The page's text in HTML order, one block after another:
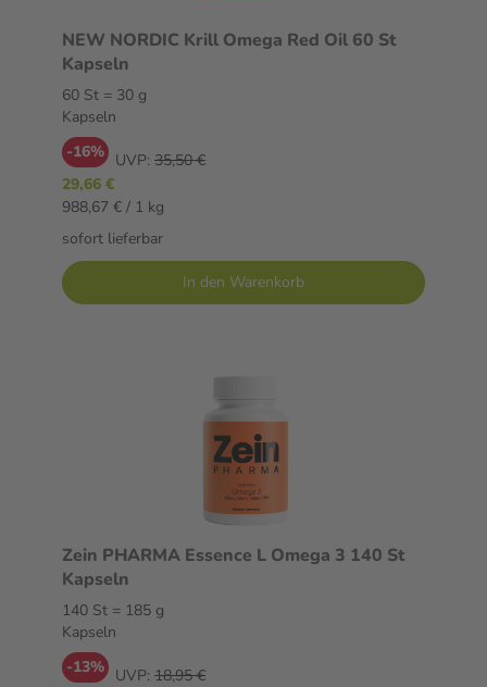
NEW NORDIC Krill Omega Red Oil 60 St
Kapseln
60 St = 30 g
Kapseln
-16% UVP: 35,50 €
29,66 €
988,67 € / 1 kg
sofort lieferbar
In den Warenkorb
Zein PHARMA Essence L Omega 3 140 St
Kapseln
140 St = 185 g
Kapseln
-13% UVP: 18,95 €